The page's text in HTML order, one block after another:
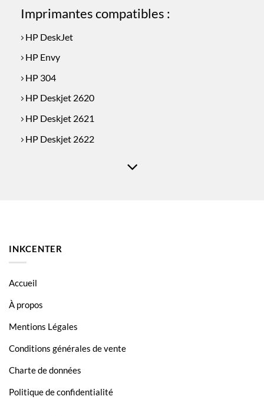
Imprimantes compatibles :
HP DeskJet
HP Envy
HP 304
HP Deskjet 2620
HP Deskjet 2621
HP Deskjet 2622
HP Deskjet 2635
HP Deskjet 2636
HP Deskjet 2652
HP Deskjet 2655
INKCENTER
Accueil
À propos
Mentions Légales
Conditions générales de vente
Charte de données
Politique de confidentialité